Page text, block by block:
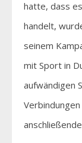
hatte, dass
handelt,
seinem
mit Sport in
aufwändigen